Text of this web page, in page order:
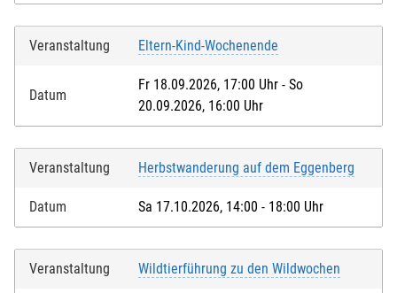
Veranstaltung Eltern-Kind-Wochenende
Datum
Fr 18.09.2026, 17:00 Uhr - So
20.09.2026, 16:00 Uhr
Veranstaltung Herbstwanderung auf dem Eggenberg
Datum Sa 17.10.2026, 14:00 - 18:00 Uhr
Veranstaltung Wildtierführung zu den Wildwochen